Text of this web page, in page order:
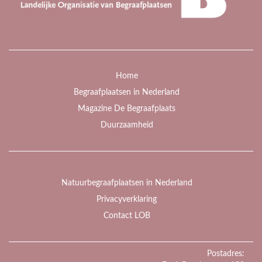
Home
Begraafplaatsen in Nederland
Magazine De Begraafplaats
Duurzaamheid
Natuurbegraafplaatsen in Nederland
Privacyverklaring
Contact LOB
Postadres: